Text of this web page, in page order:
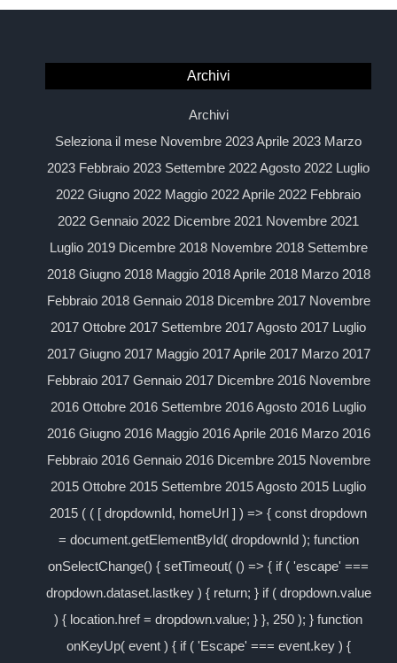
Archivi
Archivi
Seleziona il mese Novembre 2023 Aprile 2023 Marzo
2023 Febbraio 2023 Settembre 2022 Agosto 2022 Luglio
2022 Giugno 2022 Maggio 2022 Aprile 2022 Febbraio
2022 Gennaio 2022 Dicembre 2021 Novembre 2021
Luglio 2019 Dicembre 2018 Novembre 2018 Settembre
2018 Giugno 2018 Maggio 2018 Aprile 2018 Marzo 2018
Febbraio 2018 Gennaio 2018 Dicembre 2017 Novembre
2017 Ottobre 2017 Settembre 2017 Agosto 2017 Luglio
2017 Giugno 2017 Maggio 2017 Aprile 2017 Marzo 2017
Febbraio 2017 Gennaio 2017 Dicembre 2016 Novembre
2016 Ottobre 2016 Settembre 2016 Agosto 2016 Luglio
2016 Giugno 2016 Maggio 2016 Aprile 2016 Marzo 2016
Febbraio 2016 Gennaio 2016 Dicembre 2015 Novembre
2015 Ottobre 2015 Settembre 2015 Agosto 2015 Luglio
2015 ( ( [ dropdownId, homeUrl ] ) => { const dropdown
= document.getElementById( dropdownId ); function
onSelectChange() { setTimeout( () => { if ( 'escape' ===
dropdown.dataset.lastkey ) { return; } if ( dropdown.value
) { location.href = dropdown.value; } }, 250 ); } function
onKeyUp( event ) { if ( 'Escape' === event.key ) {